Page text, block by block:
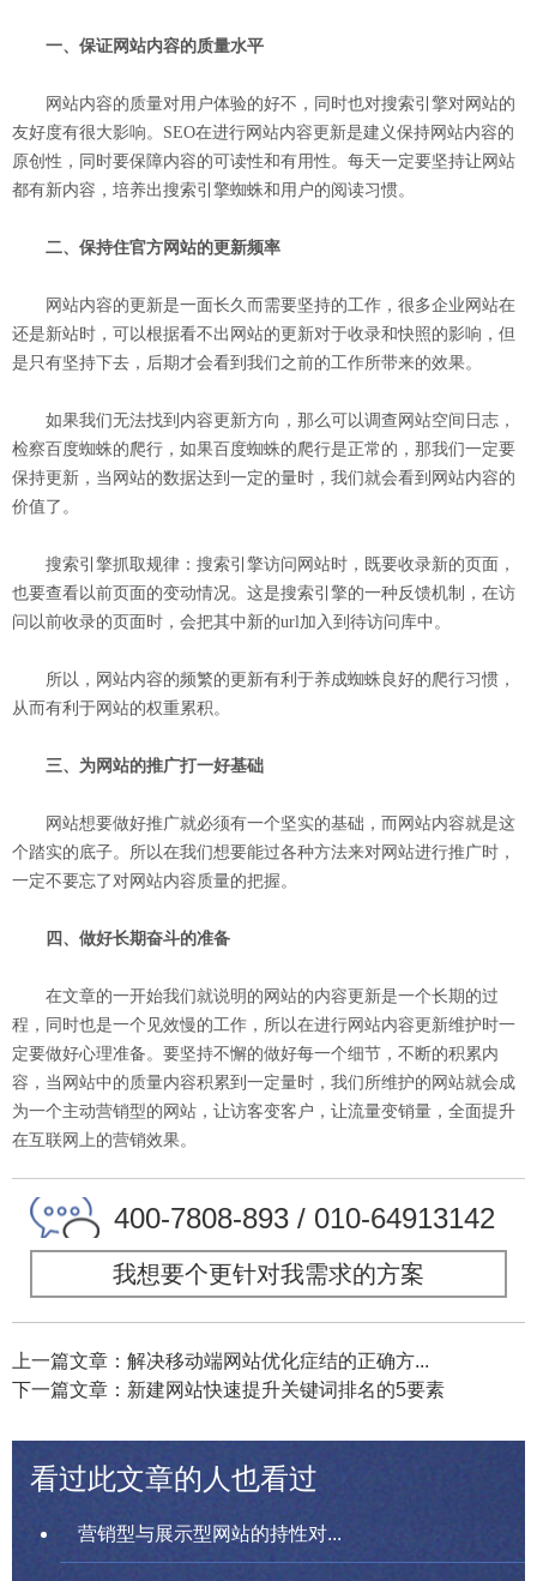
一、保证网站内容的质量水平
网站内容的质量对用户体验的好不，同时也对搜索引擎对网站的
友好度有很大影响。SEO在进行网站内容更新是建义保持网站内容的
原创性，同时要保障内容的可读性和有用性。每天一定要坚持让网站
都有新内容，培养出搜索引擎蜘蛛和用户的阅读习惯。
二、保持住官方网站的更新频率
网站内容的更新是一面长久而需要坚持的工作，很多企业网站在
还是新站时，可以根据看不出网站的更新对于收录和快照的影响，但
是只有坚持下去，后期才会看到我们之前的工作所带来的效果。
如果我们无法找到内容更新方向，那么可以调查网站空间日志，
检察百度蜘蛛的爬行，如果百度蜘蛛的爬行是正常的，那我们一定要
保持更新，当网站的数据达到一定的量时，我们就会看到网站内容的
价值了。
搜索引擎抓取规律：搜索引擎访问网站时，既要收录新的页面，
也要查看以前页面的变动情况。这是搜索引擎的一种反馈机制，在访
问以前收录的页面时，会把其中新的url加入到待访问库中。
所以，网站内容的频繁的更新有利于养成蜘蛛良好的爬行习惯，
从而有利于网站的权重累积。
三、为网站的推广打一好基础
网站想要做好推广就必须有一个坚实的基础，而网站内容就是这
个踏实的底子。所以在我们想要能过各种方法来对网站进行推广时，
一定不要忘了对网站内容质量的把握。
四、做好长期奋斗的准备
在文章的一开始我们就说明的网站的内容更新是一个长期的过
程，同时也是一个见效慢的工作，所以在进行网站内容更新维护时一
定要做好心理准备。要坚持不懈的做好每一个细节，不断的积累内
容，当网站中的质量内容积累到一定量时，我们所维护的网站就会成
为一个主动营销型的网站，让访客变客户，让流量变销量，全面提升
在互联网上的营销效果。
400-7808-893 / 010-64913142
我想要个更针对我需求的方案
上一篇文章：解决移动端网站优化症结的正确方...
下一篇文章：新建网站快速提升关键词排名的5要素
看过此文章的人也看过
营销型与展示型网站的持性对...